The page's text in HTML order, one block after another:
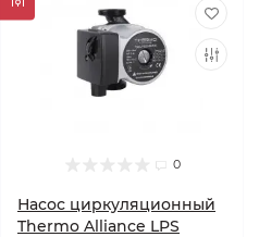
0
Насос циркуляционный
Thermo Alliance LPS